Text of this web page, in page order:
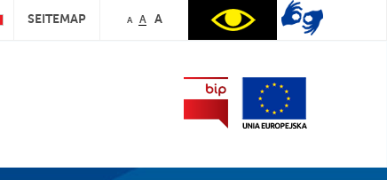
SEITEMAP A A A